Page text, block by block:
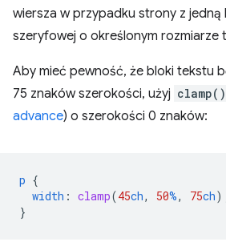
wiersza w przypadku strony z
szeryfowej o określonym rozmiarze
Aby mieć pewność, że bloki tekstu
75 znaków szerokości, użyj clamp()
advance) o szerokości 0 znaków:
p {
width : clamp(45ch, 50%, 75ch
}